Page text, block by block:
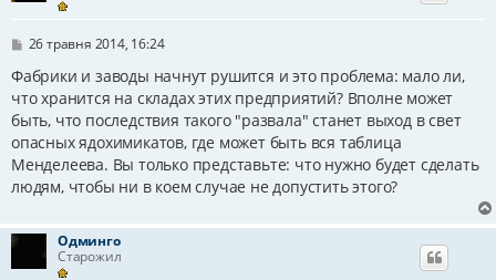
П
в
д
о
м
л
е
н
н
26 травня 2014, 16:24
Фабрики и заводы начнут рушится и это проблема: мало ли,
что хранится на складах этих предприятий? Вполне может
быть, что последствия такого "развала" станет выход в свет
опасных ядохимикатов, где может быть вся таблица
Менделеева. Вы только представьте: что нужно будет сделать
людям, чтобы ни в коем случае не допустить этого?
Одминго
Старожил